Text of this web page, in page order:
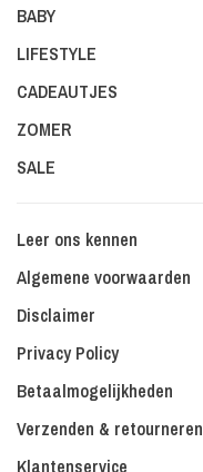
BABY
LIFESTYLE
CADEAUTJES
ZOMER
SALE
Leer ons kennen
Algemene voorwaarden
Disclaimer
Privacy Policy
Betaalmogelijkheden
Verzenden & retourneren
Klantenservice